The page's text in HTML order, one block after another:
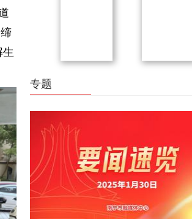
专题